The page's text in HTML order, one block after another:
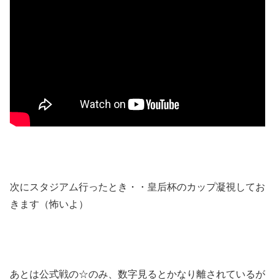
次にスタジアム行ったとき・・皇后杯のカップ凝視してお
きます（怖いよ）
あとは公式戦の☆のみ、数字見るとかなり離されているが